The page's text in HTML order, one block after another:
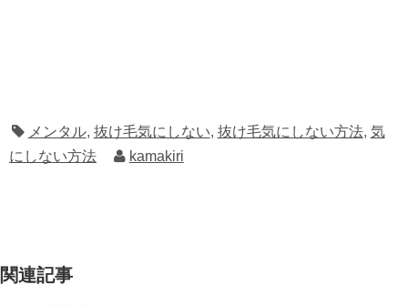
メンタル, 抜け毛気にしない, 抜け毛気にしない方法, 気
にしない方法
kamakiri
関連記事